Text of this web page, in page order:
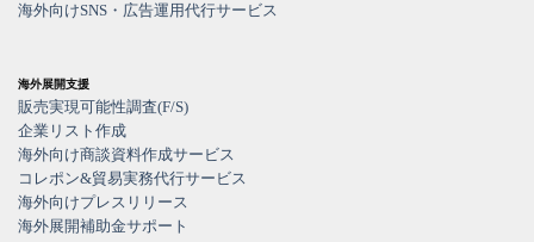
海外向けSNS・広告運用代行サービス
海外展開支援
販売実現可能性調査(F/S)
企業リスト作成
海外向け商談資料作成サービス
コレポン&貿易実務代行サービス
海外向けプレスリリース
海外展開補助金サポート